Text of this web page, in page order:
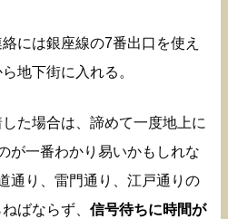
には銀座線の7番出口を使え
地下街に入れる。
た場合は、諦めて一度地上に
が一番わかり易いかもしれな
通り、雷門通り、江戸通りの
ばならず、 信号待ちに時間が